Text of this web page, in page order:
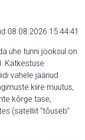
08.08.2026 15:44:41
ühe tunni jooksul on
Katkestuse
vahele jäänud
kiire muutus,
kõrge tase,
(satelliit "tõuseb"